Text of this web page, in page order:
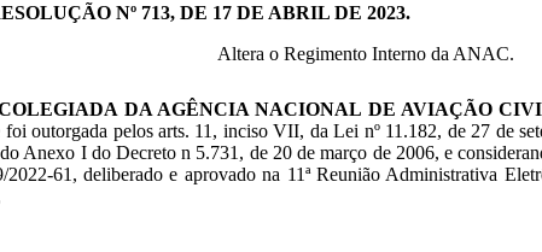
Nº 713, DE 17 DE ABRIL DE 2023.
Altera o Regimento Interno da ANAC.
DA AGÊNCIA NACIONAL DE AVIAÇÃO
outorgada pelos arts. 11, inciso VII, da Lei nº 11.182, de 27 de
Anexo I do Decreto n 5.731, de 20 de março de 2006, e
61, deliberado e aprovado na 11ª Reunião Administrativa